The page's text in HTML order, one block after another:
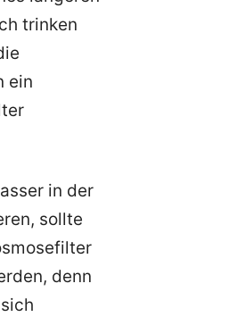
trinken
ein
in der
sollte
denn